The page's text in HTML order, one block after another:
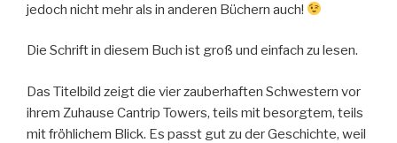
jedoch nicht mehr als in anderen Büchern auch!
Die Schrift in diesem Buch ist groß und einfach zu lesen.
Das Titelbild zeigt die vier zauberhaften Schwestern vor
ihrem Zuhause Cantrip Towers, teils mit besorgtem, teils
mit fröhlichem Blick. Es passt gut zu der Geschichte, weil